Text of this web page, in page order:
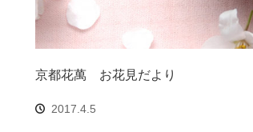
京都花萬 お花見だより
2017.4.5